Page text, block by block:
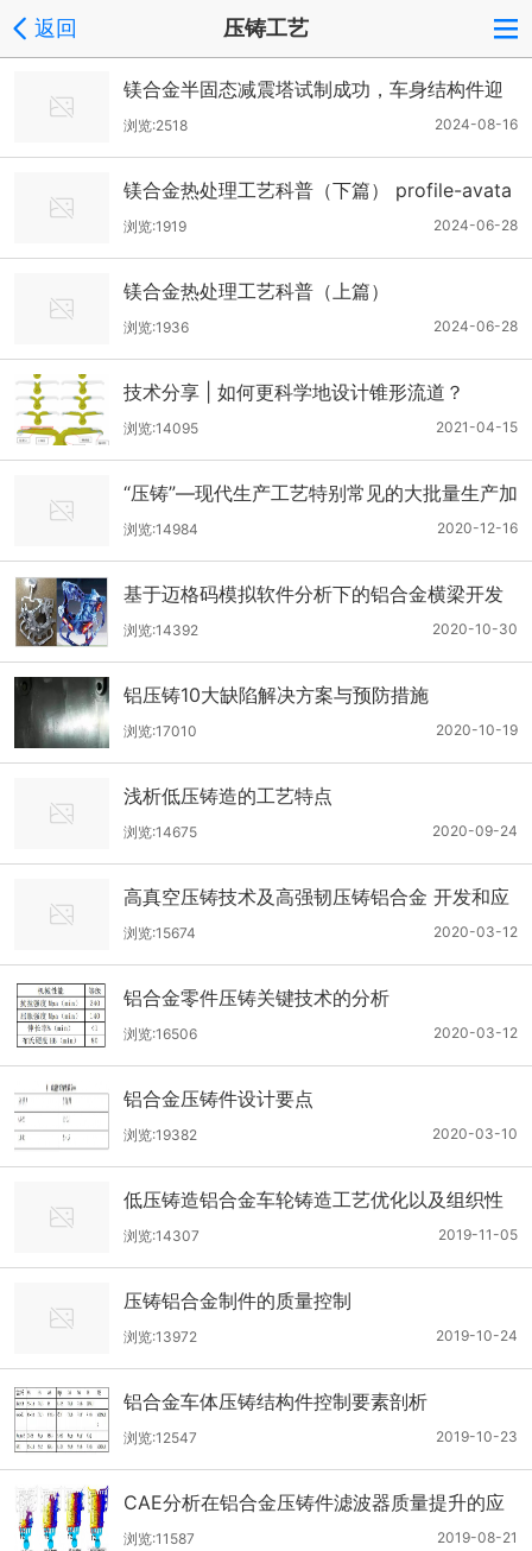
返回 压铸工艺
镁合金半固态减震塔试制成功，车身结构件迎
新突破
2024-08-16
浏览:2518
镁合金热处理工艺科普（下篇） profile-avata
r 中华压铸网
2024-06-28
浏览:1919
镁合金热处理工艺科普（上篇）
2024-06-28
浏览:1936
技术分享 | 如何更科学地设计锥形流道？
2021-04-15
浏览:14095
“压铸”—现代生产工艺特别常见的大批量生产加
工方式及其优缺点
2020-12-16
浏览:14984
基于迈格码模拟软件分析下的铝合金横梁开发
2020-10-30
浏览:14392
铝压铸10大缺陷解决方案与预防措施
2020-10-19
浏览:17010
浅析低压铸造的工艺特点
2020-09-24
浏览:14675
高真空压铸技术及高强韧压铸铝合金 开发和应
用的现状及前景
2020-03-12
浏览:15674
铝合金零件压铸关键技术的分析
2020-03-12
浏览:16506
铝合金压铸件设计要点
2020-03-10
浏览:19382
低压铸造铝合金车轮铸造工艺优化以及组织性
能研究
2019-11-05
浏览:14307
压铸铝合金制件的质量控制
2019-10-24
浏览:13972
铝合金车体压铸结构件控制要素剖析
2019-10-23
浏览:12547
CAE分析在铝合金压铸件滤波器质量提升的应
用
2019-08-21
浏览:11587